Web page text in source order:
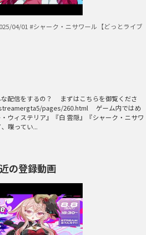
04/01 #シャーク・ニサワール【どっとライブ
な配信をするの？ まずはこちらを御覧くださ
pages/260.html ゲーム内ではめ
ウィステリア』『白 雲隠』『シャーク・ニサワ
喋ってい...
の登録動画